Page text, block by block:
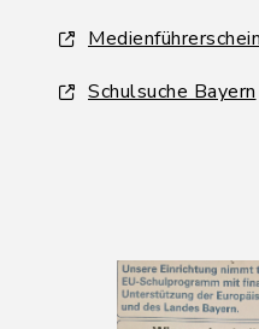
Schulsuche Bayern